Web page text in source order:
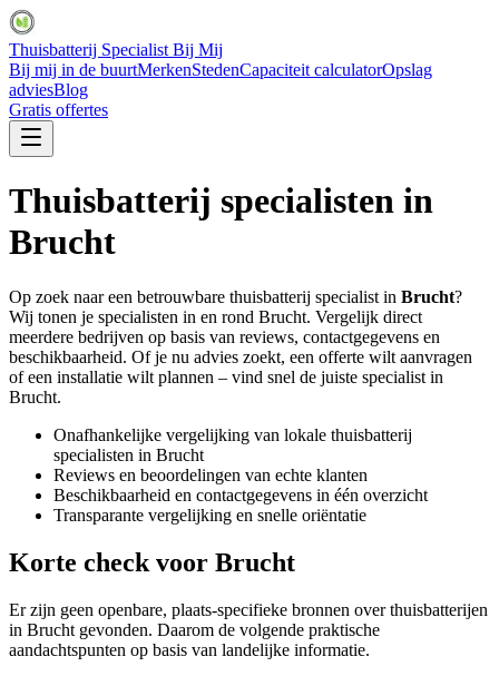
Thuisbatterij Specialist Bij Mij
Bij mij in de buurtMerkenStedenCapaciteit calculatorOpslag
adviesBlog
Gratis offertes
Thuisbatterij specialisten in
Brucht
Op zoek naar een betrouwbare thuisbatterij specialist in Brucht?
Wij tonen je specialisten in en rond Brucht. Vergelijk direct
meerdere bedrijven op basis van reviews, contactgegevens en
beschikbaarheid. Of je nu advies zoekt, een offerte wilt aanvragen
of een installatie wilt plannen – vind snel de juiste specialist in
Brucht.
Onafhankelijke vergelijking van lokale thuisbatterij
specialisten in Brucht
Reviews en beoordelingen van echte klanten
Beschikbaarheid en contactgegevens in één overzicht
Transparante vergelijking en snelle oriëntatie
Korte check voor Brucht
Er zijn geen openbare, plaats-specifieke bronnen over thuisbatterijen
in Brucht gevonden. Daarom de volgende praktische
aandachtspunten op basis van landelijke informatie.